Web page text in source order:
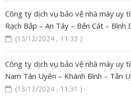
Công ty dịch vụ bảo vệ nhà máy uy
Rạch Bắp – An Tây – Bến Cát – Bình
(13/12/2024 , 11:33 )
Công ty dịch vụ bảo vệ nhà máy uy
Nam Tân Uyên – Khánh Bình – Tân
(13/12/2024 , 11:31 )